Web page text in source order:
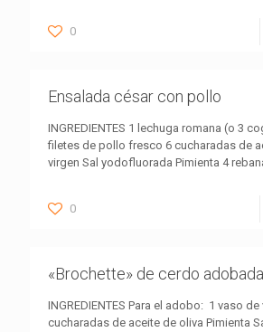
0
Ensalada césar con pollo
INGREDIENTES 1 lechuga romana (o 3
filetes de pollo fresco 6 cucharadas de
virgen Sal yodofluorada Pimienta 4
0
«Brochette» de cerdo adobada
INGREDIENTES Para el adobo: 1 vaso
cucharadas de aceite de oliva Pimienta